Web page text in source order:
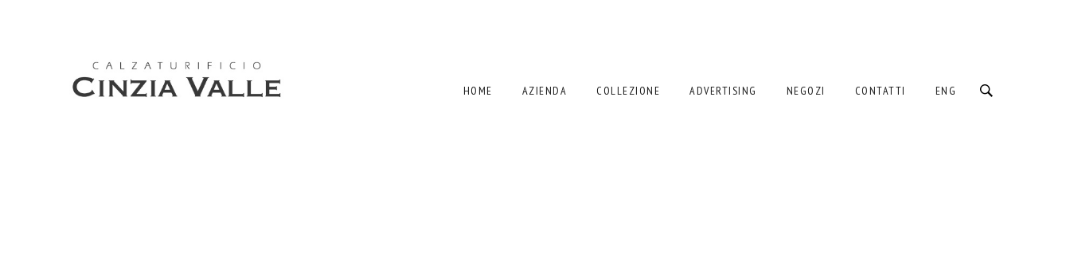
HOME AZIENDA COLLEZIONE ADVERTISING NEGOZI CONTATTI ENG